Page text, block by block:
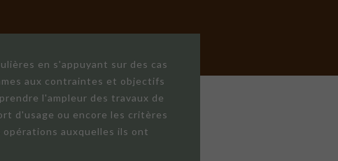
en s'appuyant sur des cas
aux contraintes et objectifs
l'ampleur des travaux de
d'usage ou encore les critères
auxquelles ils ont